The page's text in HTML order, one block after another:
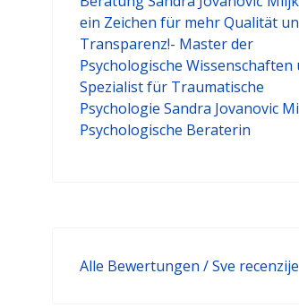
Alle Bewertungen / Sve recenzije